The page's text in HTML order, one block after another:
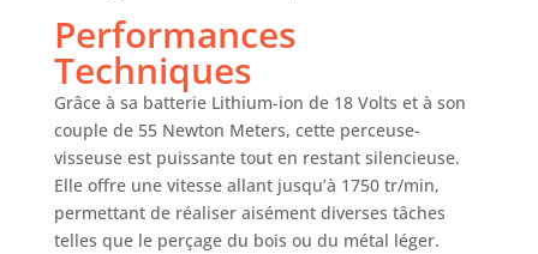
(set Amazon
45, 1 batterie GBA
18V 2.0Ah, 1
batterie GBA 18V
4.0Ah, chargeur
rapide GAL 18V-40,
L-Case
Performances
Techniques
Grâce à sa batterie Lithium-ion de 18 Volts et à son
couple de 55 Newton Meters, cette perceuse-
visseuse est puissante tout en restant silencieuse.
Elle offre une vitesse allant jusqu’à 1750 tr/min,
permettant de réaliser aisément diverses tâches
telles que le perçage du bois ou du métal léger.